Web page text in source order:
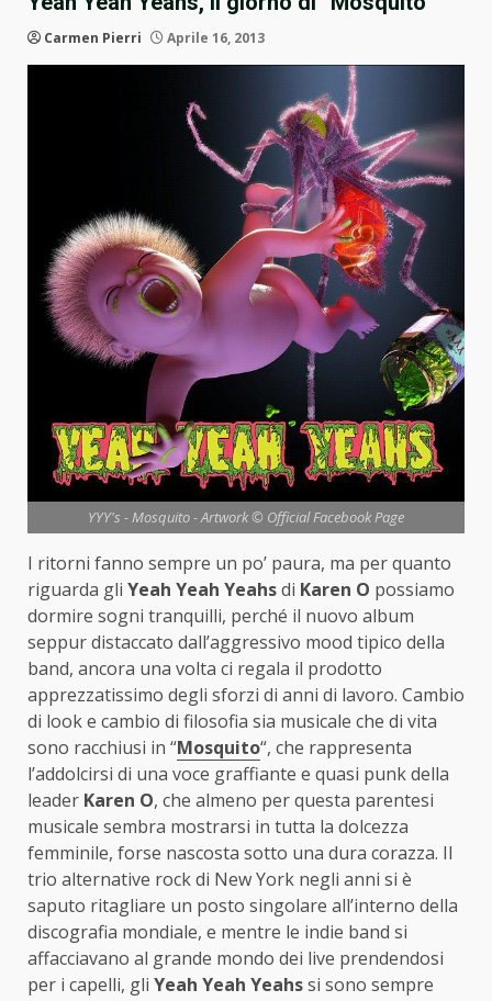
Carmen Pierri Aprile 16, 2013
YYY's - Mosquito - Artwork © Official Facebook Page
I ritorni fanno sempre un po’ paura, ma per quanto
riguarda gli Yeah Yeah Yeahsdi Karen O possiamo
dormire sogni tranquilli, perché il nuovo album
seppur distaccato dall’aggressivo mood tipico della
band, ancora una volta ci regala il prodotto
apprezzatissimo degli sforzi di anni di lavoro. Cambio
di look e cambio di filosofia sia musicale che di vita
sono racchiusi in “Mosquito“, che rappresenta
l’addolcirsi di una voce graffiante e quasi punk della
leader Karen O, che almeno per questa parentesi
musicale sembra mostrarsi in tutta la dolcezza
femminile, forse nascosta sotto una dura corazza. Il
trio alternative rock di New York negli anni si è
saputo ritagliare un posto singolare all’interno della
discografia mondiale, e mentre le indie band si
affacciavano al grande mondo dei live prendendosi
per i capelli, gli Yeah Yeah Yeahssi sono sempre